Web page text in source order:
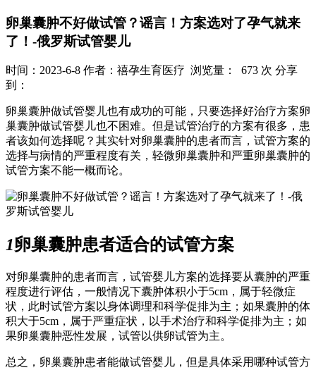
卵巢囊肿不好做试管？谣言！方案选对了孕气就来
了！-俄罗斯试管婴儿
时间：2023-6-8 作者：禧孕生育医疗 浏览量： 673 次 分享
到：
卵巢囊肿做试管婴儿也有成功的可能，只要选择好治疗方案卵
巢囊肿做试管婴儿也不困难。但是试管治疗的方案有很多，患
者该如何选择呢？其实针对卵巢囊肿的患者而言，试管方案的
选择与病情的严重程度有关，轻微卵巢囊肿和严重卵巢囊肿的
试管方案不能一概而论。
1卵巢囊肿患者适合的试管方案
对卵巢囊肿的患者而言，试管婴儿方案的选择要从囊肿的严重
程度进行评估，一般情况下囊肿体积小于5cm，属于轻微症
状，此时试管方案以身体调理和科学促排为主；如果囊肿的体
积大于5cm，属于严重症状，以手术治疗和科学促排为主；如
果卵巢囊肿恶性发展，试管以供卵试管为主。
总之，卵巢囊肿患者能做试管婴儿，但是具体采用哪种试管方